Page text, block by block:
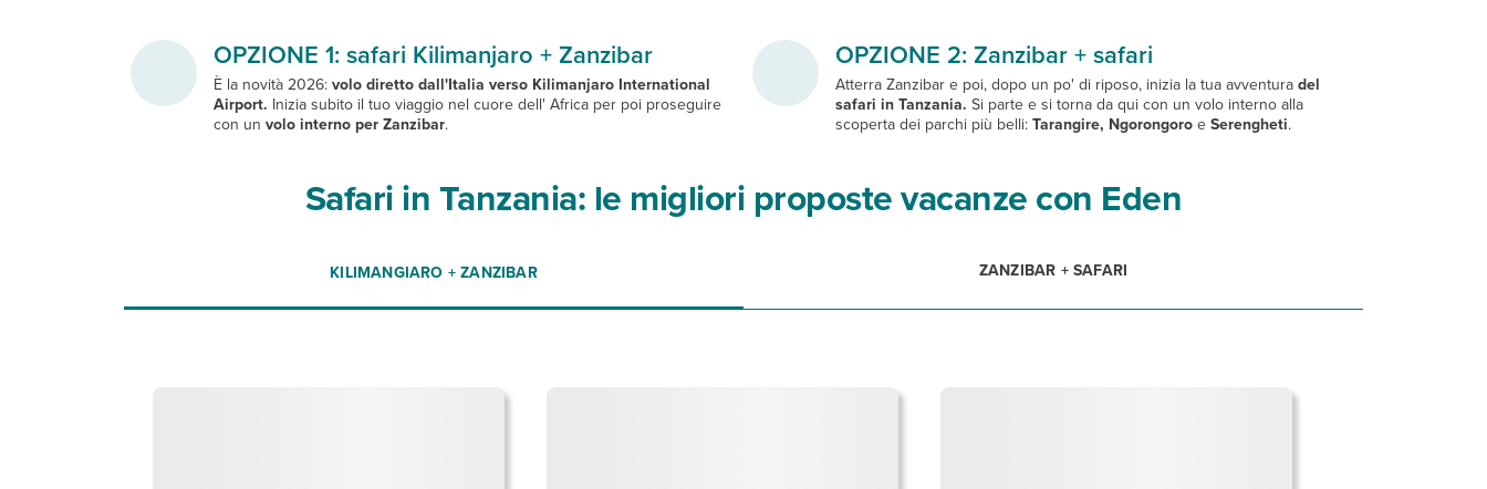
OPZIONE 1: safari Kilimanjaro + Zanzibar
È la novità 2026:volo diretto dall'Italia verso Kilimanjaro International
Airport. Inizia subito il tuo viaggio nel cuore dell' Africa per poi proseguire
con un volo interno per Zanzibar.
OPZIONE 2: Zanzibar + safari
Atterra Zanzibar e poi, dopo un po' di riposo, inizia la tua avventuradel
safari in Tanzania. Si parte e si torna da qui con un volo interno alla
scoperta dei parchi più belli:Tarangire, NgorongoroeSerengheti.
Safari in Tanzania: le migliori proposte vacanze con Eden
KILIMANGIARO + ZANZIBAR ZANZIBAR + SAFARI